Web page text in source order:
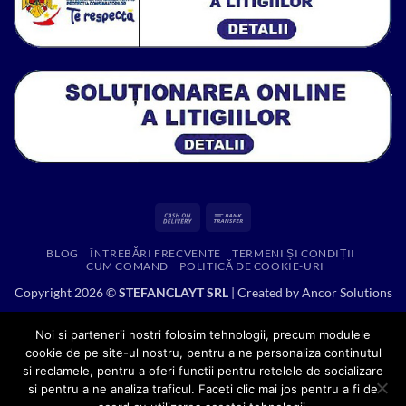
Cash
Delivery
BLOG ÎNTREBĂRI FRECVENTE
TERMENI ȘI CONDIȚII
CUM COMAND
POLITICĂ DE COOKIE-URI
Copyright 2026 ©STEFANCLAYT SRL| Created byAncor Solutions
Noi si partenerii nostri folosim tehnologii, precum modulele
cookie de pe site-ul nostru, pentru a ne personaliza continutul
si reclamele, pentru a oferi functii pentru retelele de socializare
si pentru a ne analiza traficul. Faceti clic mai jos pentru a fi de